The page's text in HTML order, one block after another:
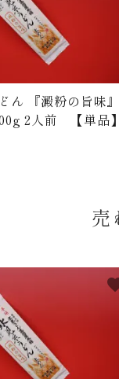
ん 『澱粉の旨味』
2人前 【単品】
売